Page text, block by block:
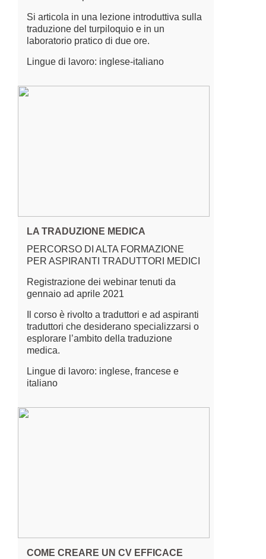
Si articola in una lezione introduttiva sulla
traduzione del turpiloquio e in un
laboratorio pratico di due ore.
Lingue di lavoro: inglese-italiano
LA TRADUZIONE MEDICA
PERCORSO DI ALTA FORMAZIONE
PER ASPIRANTI TRADUTTORI MEDICI
Registrazione dei webinar tenuti da
gennaio ad aprile 2021
Il corso è rivolto a traduttori e ad aspiranti
traduttori che desiderano specializzarsi o
esplorare l’ambito della traduzione
medica.
Lingue di lavoro: inglese, francese e
italiano
COME CREARE UN CV EFFICACE